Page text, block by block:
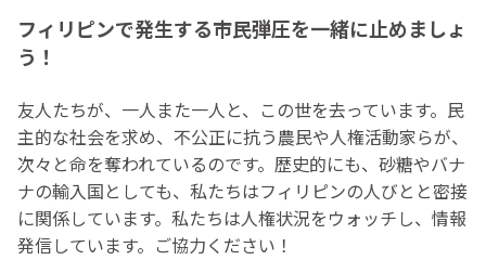
フィリピンで発生する市民弾圧を一緒に止めましょ
う！
友人たちが、一人また一人と、この世を去っています。民
主的な社会を求め、不公正に抗う農民や人権活動家らが、
次々と命を奪われているのです。歴史的にも、砂糖やバナ
ナの輸入国としても、私たちはフィリピンの人びとと密接
に関係しています。私たちは人権状況をウォッチし、情報
発信しています。ご協力ください！